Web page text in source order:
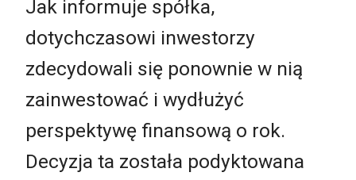
Jak informuje spółka,
dotychczasowi inwestorzy
zdecydowali się ponownie w nią
zainwestować i wydłużyć
perspektywę finansową o rok.
Decyzja ta została podyktowana